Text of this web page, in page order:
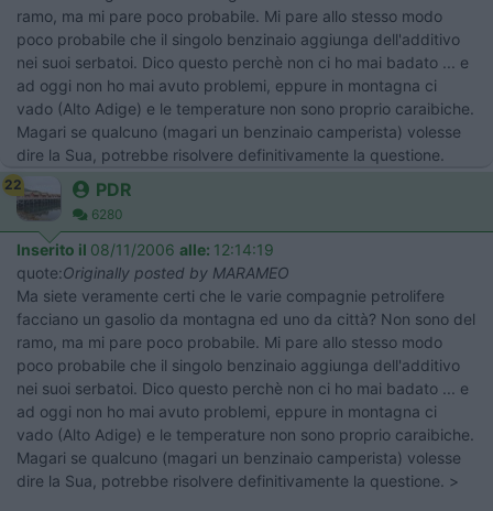
ramo, ma mi pare poco probabile. Mi pare allo stesso modo
poco probabile che il singolo benzinaio aggiunga dell'additivo
nei suoi serbatoi. Dico questo perchè non ci ho mai badato ... e
ad oggi non ho mai avuto problemi, eppure in montagna ci
vado (Alto Adige) e le temperature non sono proprio caraibiche.
Magari se qualcuno (magari un benzinaio camperista) volesse
dire la Sua, potrebbe risolvere definitivamente la questione.
22 PDR
6280
Inserito il 08/11/2006 alle: 12:14:19
quote:Originally posted by MARAMEO
Ma siete veramente certi che le varie compagnie petrolifere
facciano un gasolio da montagna ed uno da città? Non sono del
ramo, ma mi pare poco probabile. Mi pare allo stesso modo
poco probabile che il singolo benzinaio aggiunga dell'additivo
nei suoi serbatoi. Dico questo perchè non ci ho mai badato ... e
ad oggi non ho mai avuto problemi, eppure in montagna ci
vado (Alto Adige) e le temperature non sono proprio caraibiche.
Magari se qualcuno (magari un benzinaio camperista) volesse
dire la Sua, potrebbe risolvere definitivamente la questione. >